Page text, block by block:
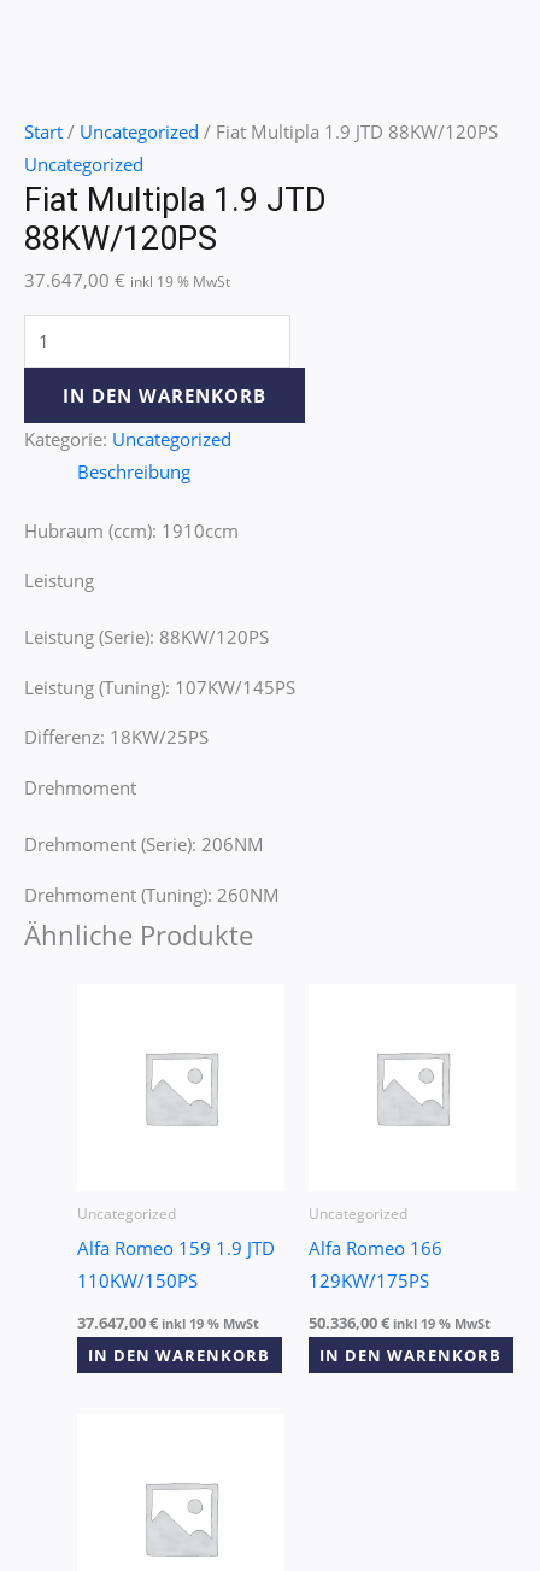
Start / Uncategorized / Fiat Multipla 1.9 JTD 88KW/120PS
Uncategorized
Fiat Multipla 1.9 JTD
88KW/120PS
37.647,00 € inkl 19 % MwSt
IN DEN WARENKORB
Kategorie: Uncategorized
Beschreibung
Hubraum (ccm): 1910ccm
Leistung
Leistung (Serie): 88KW/120PS
Leistung (Tuning): 107KW/145PS
Differenz: 18KW/25PS
Drehmoment
Drehmoment (Serie): 206NM
Drehmoment (Tuning): 260NM
Ähnliche Produkte
Uncategorized
Alfa Romeo 159 1.9 JTD
110KW/150PS
37.647,00€ inkl 19 % MwSt
IN DEN WARENKORB
Uncategorized
Alfa Romeo 166
129KW/175PS
50.336,00€ inkl 19 % MwSt
IN DEN WARENKORB